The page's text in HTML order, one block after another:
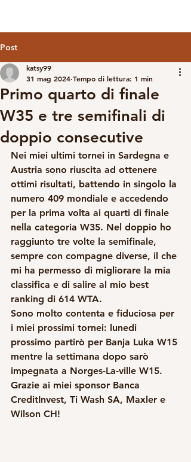
Post
Primo quarto di finale
W35 e tre semifinali di
doppio consecutive
katsy99
31 mag 2024 Tempo di lettura: 1 min
Nei miei ultimi tornei in Sardegna e
Austria sono riuscita ad ottenere
ottimi risultati, battendo in singolo la
numero 409 mondiale e accedendo
per la prima volta ai quarti di finale
nella categoria W35. Nel doppio ho
raggiunto tre volte la semifinale,
sempre con compagne diverse, il che
mi ha permesso di migliorare la mia
classifica e di salire al mio best
ranking di 614 WTA.
Sono molto contenta e fiduciosa per
i miei prossimi tornei: lunedi
prossimo partirò per Banja Luka W15
mentre la settimana dopo sarò
impegnata a Norges-La-ville W15.
Grazie ai miei sponsor Banca
CreditInvest, Ti Wash SA, Maxler e
Wilson CH!